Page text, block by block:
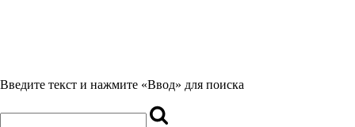
Введите текст и нажмите «Ввод» для поиска